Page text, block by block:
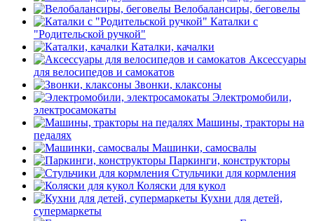
Велобалансиры, беговелы
Каталки с
"Родительской ручкой"
Каталки, качалки
Аксессуары
для велосипедов и самокатов
Звонки, клаксоны
Электромобили,
электросамокаты
Машины, тракторы на
педалях
Машинки, самосвалы
Паркинги, конструкторы
Стульчики для кормления
Коляски для кукол
Кухни для детей,
супермаркеты